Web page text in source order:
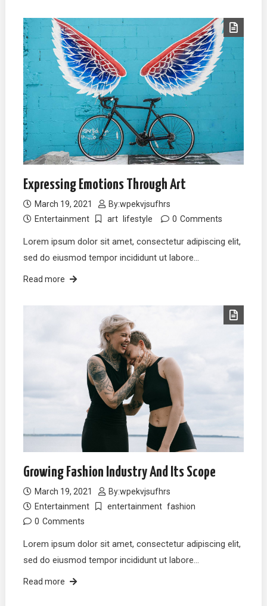
Expressing Emotions Through Art
March 19, 2021 By:wpekvjsufhrs
Entertainment
art lifestyle 0 Comments
Lorem ipsum dolor sit amet, consectetur adipiscing elit,
sed do eiusmod tempor incididunt ut labore…
Read more
Growing Fashion Industry And Its Scope
March 19, 2021 By:wpekvjsufhrs
Entertainment
entertainment fashion
0 Comments
Lorem ipsum dolor sit amet, consectetur adipiscing elit,
sed do eiusmod tempor incididunt ut labore…
Read more